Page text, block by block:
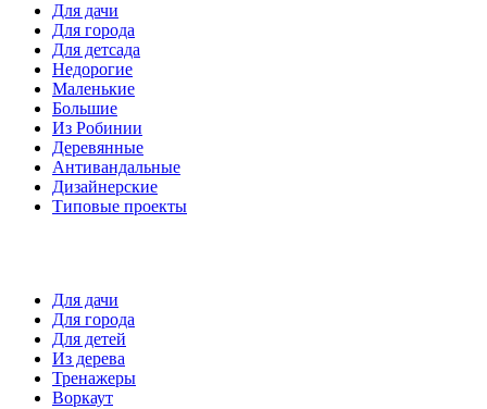
Для дачи
Для города
Для детсада
Недорогие
Маленькие
Большие
Из Робинии
Деревянные
Антивандальные
Дизайнерские
Типовые проекты
Для дачи
Для города
Для детей
Из дерева
Тренажеры
Воркаут